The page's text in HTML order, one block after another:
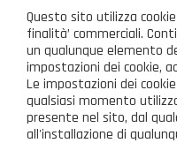
Questo sito utilizza
finalità’ commerciali.
un qualunque elemento
impostazioni dei cookie,
Le impostazioni dei
qualsiasi momento
presente nel sito, dal
all'installazione di